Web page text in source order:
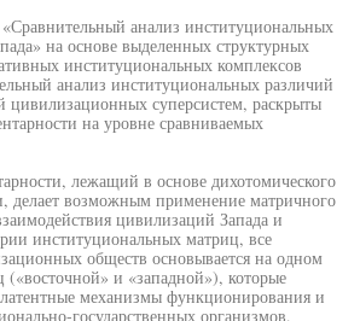
анализ институциональных
на основе выделенных структурных
институциональных комплексов
анализ институциональных различий
цивилизационных суперсистем, раскрыты
на уровне сравниваемых
лежащий в основе дихотомического
делает возможным применение матричного
цивилизаций Запада и
институциональных матриц, все
обществ основывается на одном
и «западной»), которые
латентные механизмы функционирования и
государственных организмов,